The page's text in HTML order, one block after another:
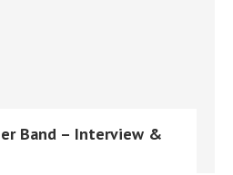
Band – Interview &